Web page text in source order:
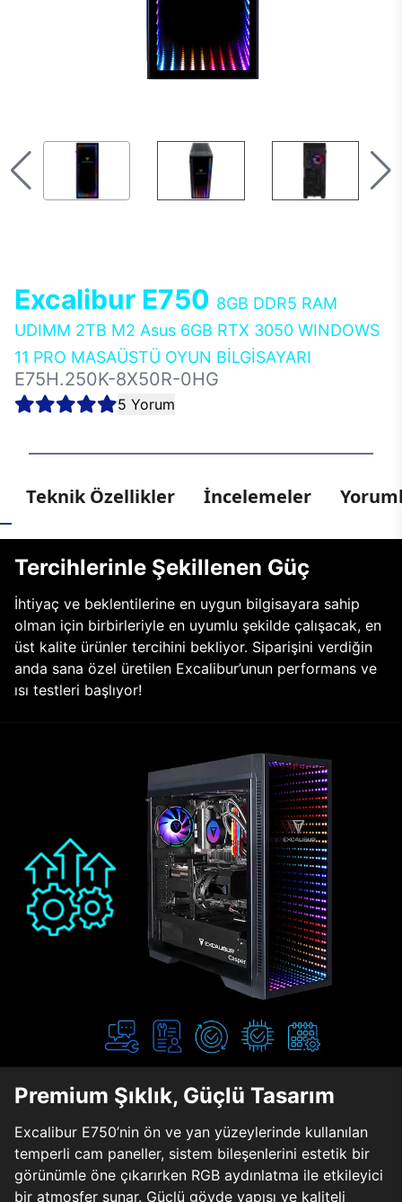
Excalibur E750 8GB DDR5 RAM
UDIMM 2TB M2 Asus 6GB RTX 3050 WINDOWS
11 PRO MASAÜSTÜ OYUN BİLGİSAYARI
E75H.250K-8X50R-0HG
5 Yorum
Teknik Özellikler İncelemeler
Tercihlerinle Şekillenen Güç
İhtiyaç ve beklentilerine en uygun bilgisayara sahip
olman için birbirleriyle en uyumlu şekilde çalışacak, en
üst kalite ürünler tercihini bekliyor. Siparişini verdiğin
anda sana özel üretilen Excalibur’unun performans ve
ısı testleri başlıyor!
Premium Şıklık, Güçlü Tasarım
Excalibur E750’nin ön ve yan yüzeylerinde kullanılan
temperli cam paneller, sistem bileşenlerini estetik bir
görünümle öne çıkarırken RGB aydınlatma ile etkileyici
bir atmosfer sunar. Güçlü gövde yapısı ve kaliteli